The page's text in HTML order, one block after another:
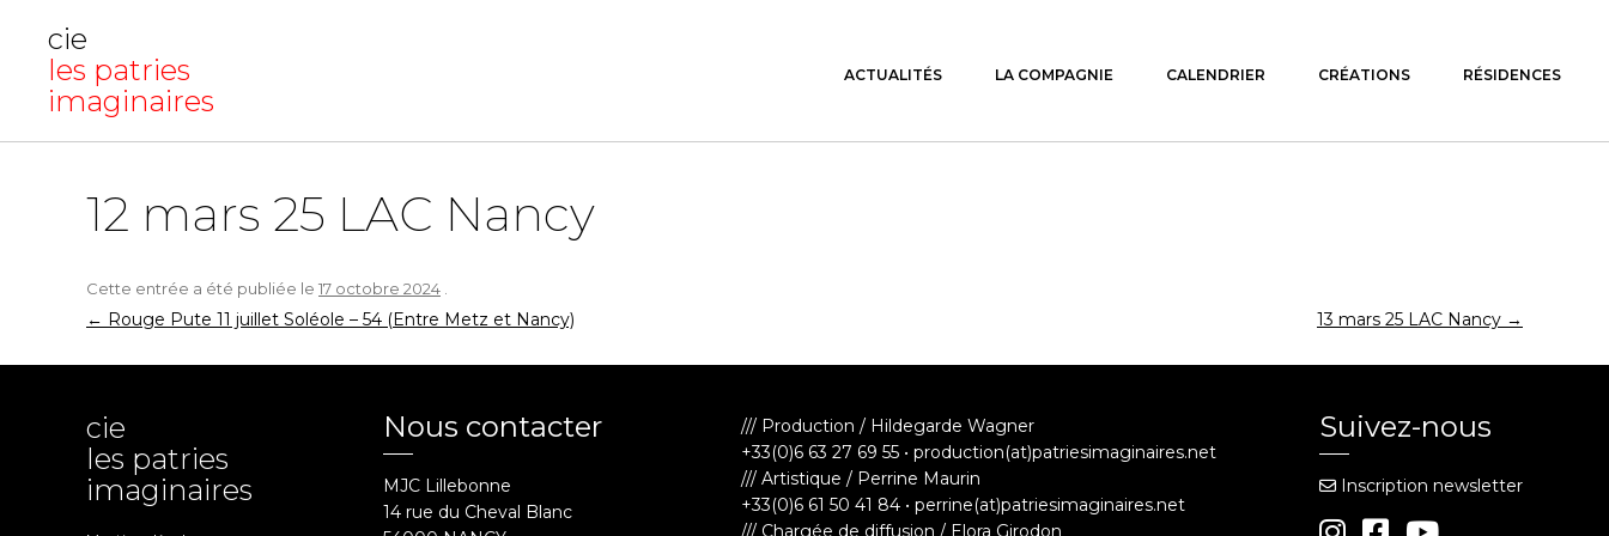
cie
les patries
imaginaires
ACTUALITÉS LA COMPAGNIE CALENDRIER CRÉATIONS RÉSIDENCES
12 mars 25 LAC Nancy
Cette entrée a été publiée le 17 octobre 2024
Navigation
des
← Rouge Pute 11 juillet Soléole – 54 (Entre Metz et Nancy) 13 mars 25 LAC Nancy →
cie
les patries
imaginaires
Nous contacter
MJC Lillebonne
14 rue du Cheval Blanc
/// Production / Hildegarde Wagner
+33(0)6 63 27 69 55 • production(at)patriesimaginaires.net
/// Artistique / Perrine Maurin
+33(0)6 61 50 41 84 • perrine(at)patriesimaginaires.net
/// Chargée de diffusion / Elora Girodon
Suivez-nous
Inscription newsletter